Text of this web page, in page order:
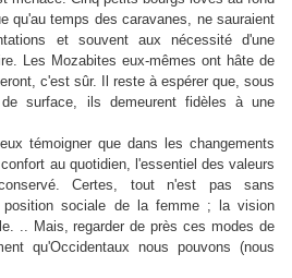
qu'au temps des caravanes, ne sauraient
et souvent aux nécessité d'une
Les Mozabites eux-mêmes ont hâte de
c'est sûr. Il reste à espérer que, sous
surface, ils demeurent fidèles à une
témoigner que dans les changements
au quotidien, l'essentiel des valeurs
Certes, tout n'est pas sans
position sociale de la femme ; la vision
.. Mais, regarder de près ces modes de
qu'Occidentaux nous pouvons (nous